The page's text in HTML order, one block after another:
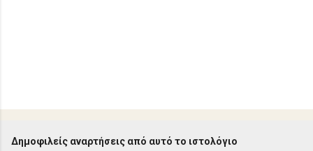
Δημοφιλείς αναρτήσεις από αυτό το ιστολόγιο